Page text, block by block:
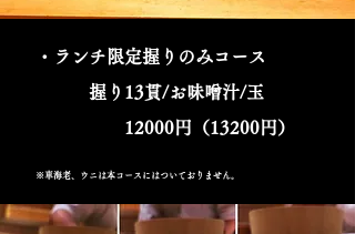
・ランチ限定握りのみコース
握り13貫/お味噌汁/玉
12000円（13200円）
※車海老、ウニは本コースにはついておりません。